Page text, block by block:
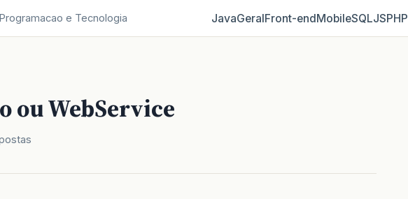
e Tecnologia JavaGeralFront‑endMobileSQLJSPHP
ou WebService